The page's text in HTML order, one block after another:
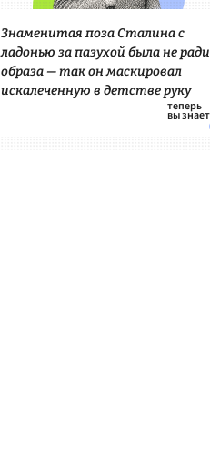
Знаменитая поза Сталина с
ладонью за пазухой была не ради
образа — так он маскировал
искалеченную в детстве руку